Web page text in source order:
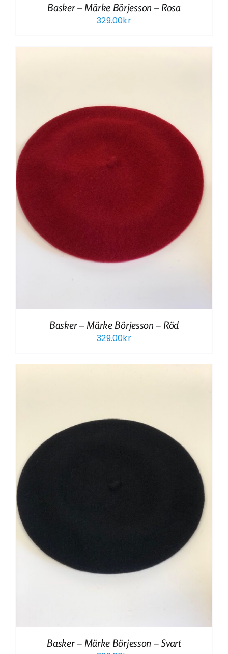
Basker – Märke Börjesson – Rosa
329.00kr
Basker – Märke Börjesson – Röd
329.00kr
Basker – Märke Börjesson – Svart